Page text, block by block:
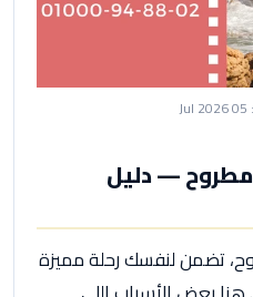
05 Jul 2026
— دليل
تضمن لنفسك رحلة مميزة